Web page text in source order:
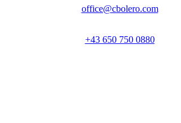
office@cbolero.com
+43 650 750 0880